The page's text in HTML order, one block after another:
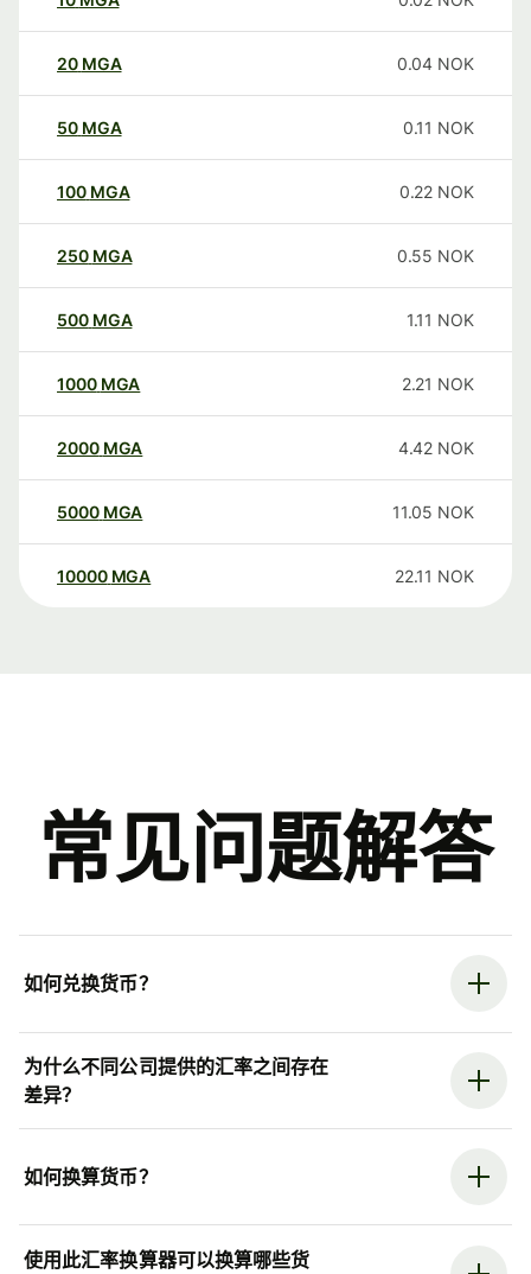
20 MGA 0.04 NOK
50 MGA 0.11 NOK
100 MGA 0.22 NOK
250 MGA 0.55 NOK
500 MGA 1.11 NOK
1000 MGA 2.21 NOK
2000 MGA 4.42 NOK
5000 MGA 11.05 NOK
10000 MGA 22.11 NOK
常见问题解答
如何兑换货币？
为什么不同公司提供的汇率之间存在
差异？
如何换算货币？
使用此汇率换算器可以换算哪些货